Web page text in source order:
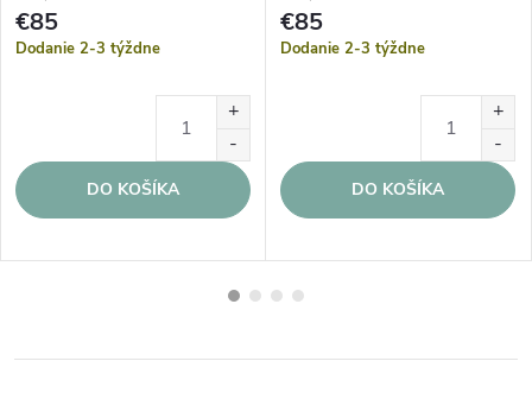
€85
Dodanie 2-3 týždne
DO KOŠÍKA
€85
Dodanie 2-3 týždne
DO KOŠÍKA